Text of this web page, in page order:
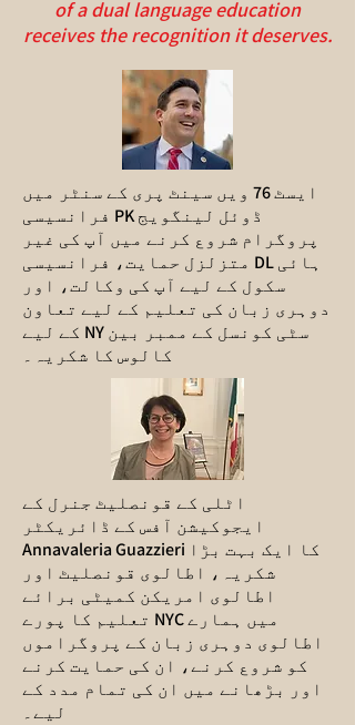
of a dual language education
receives the recognition it deserves.
ایسٹ 76 ویں سینٹ پری کے سنٹر میں
فرانسیسی PK ڈوئل لینگویج
پروگرام شروع کرنے میں آپ کی غیر
متزلزل حمایت، فرانسیسی DL ہائی
سکول کے لیے آپ کی وکالت، اور
دوہری زبان کی تعلیم کے لیے تعاون
کے لیے NY سٹی کونسل کے ممبر بین
کالوس کا شکریہ۔
اٹلی کے قونصلیٹ جنرل کے
ایجوکیشن آفس کے ڈائریکٹر
Annavaleria Guazzieri کا ایک بہت بڑا
شکریہ، اطالوی قونصلیٹ اور
اطالوی امریکن کمیٹی برائے
تعلیم کا پورے NYC میں ہمارے
اطالوی دوہری زبان کے پروگراموں
کو شروع کرنے، ان کی حمایت کرنے
اور بڑھانے میں ان کی تمام مدد کے
لیے۔